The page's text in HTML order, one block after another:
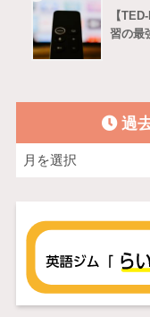
【
習の最
過